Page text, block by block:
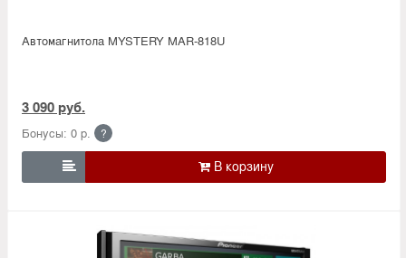
Автомагнитола MYSTERY MAR-818U
3 090 руб.
Бонусы: 0 р. ?
